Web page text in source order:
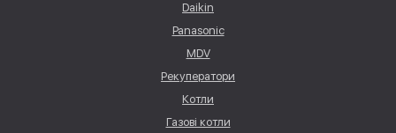
Daikin
Panasonic
MDV
Рекуператори
Котли
Газові котли